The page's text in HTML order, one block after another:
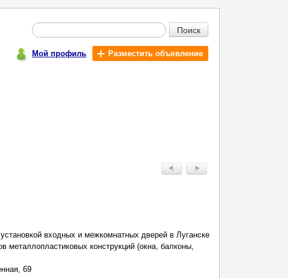
Поиск
Мой профиль Разместить объявление
входных и межкомнатных дверей в Луганске
металлопластиковых конструкций (окна, балконы,
69